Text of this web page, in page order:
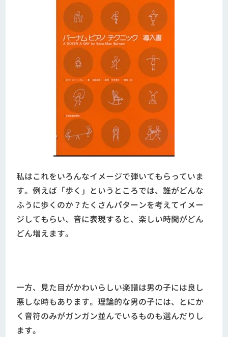
私はこれをいろんなイメージで弾いてもらっていま
す。例えば「歩く」というところでは、誰がどんな
ふうに歩くのか？たくさんパターンを考えてイメー
ジしてもらい、音に表現すると、楽しい時間がどん
どん増えます。
一方、見た目がかわいらしい楽譜は男の子には良し
悪しな時もあります。理論的な男の子には、とにか
く音符のみがガンガン並んでいるものも選んだりし
ます。